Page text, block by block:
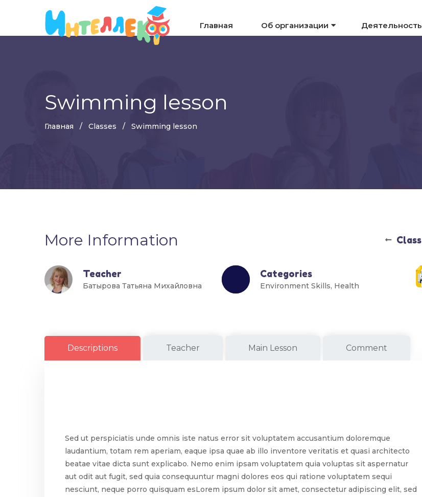
Главная Об организации Деятельность
Swimming lesson
Главная Classes Swimming lesson
More Information Class
Teacher
Батырова Татьяна Михайловна
Categories
Environment Skills, Health
Descriptions Teacher Main Lesson Comment
Sed ut perspiciatis unde omnis iste natus error sit voluptatem accusantium doloremque
laudantium, totam rem aperiam, eaque ipsa quae ab illo inventore veritatis et quasi architecto
beatae vitae dicta sunt explicabo. Nemo enim ipsam voluptatem quia voluptas sit aspernatur
aut odit aut fugit, sed quia consequuntur magni dolores eos qui ratione voluptatem sequi
nesciunt, neque porro quisquam esLorem ipsum dolor sit amet, consectetur adipiscing elit, sed